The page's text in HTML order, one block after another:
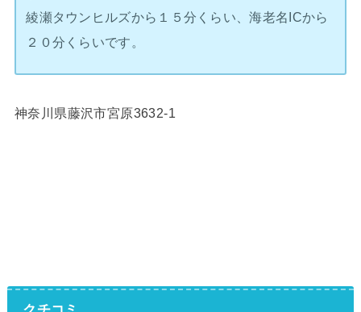
綾瀬タウンヒルズから１５分くらい、海老名ICから
２０分くらいです。
神奈川県藤沢市宮原3632-1